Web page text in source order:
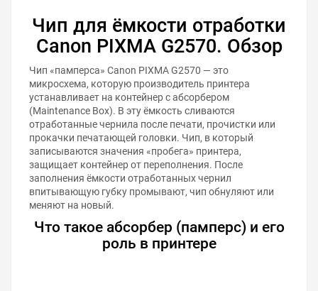
Чип для ёмкости отработки
Canon PIXMA G2570. Обзор
Чип «памперса» Canon PIXMA G2570 — это
микросхема, которую производитель принтера
устанавливает на контейнер с абсорбером
(Maintenance Box). В эту ёмкость сливаются
отработанные чернила после печати, прочистки или
прокачки печатающей головки. Чип, в который
записываются значения «пробега» принтера,
защищает контейнер от переполнения. После
заполнения ёмкости отработанных чернил
впитывающую губку промывают, чип обнуляют или
меняют на новый.
Что такое абсорбер (памперс) и его
роль в принтере